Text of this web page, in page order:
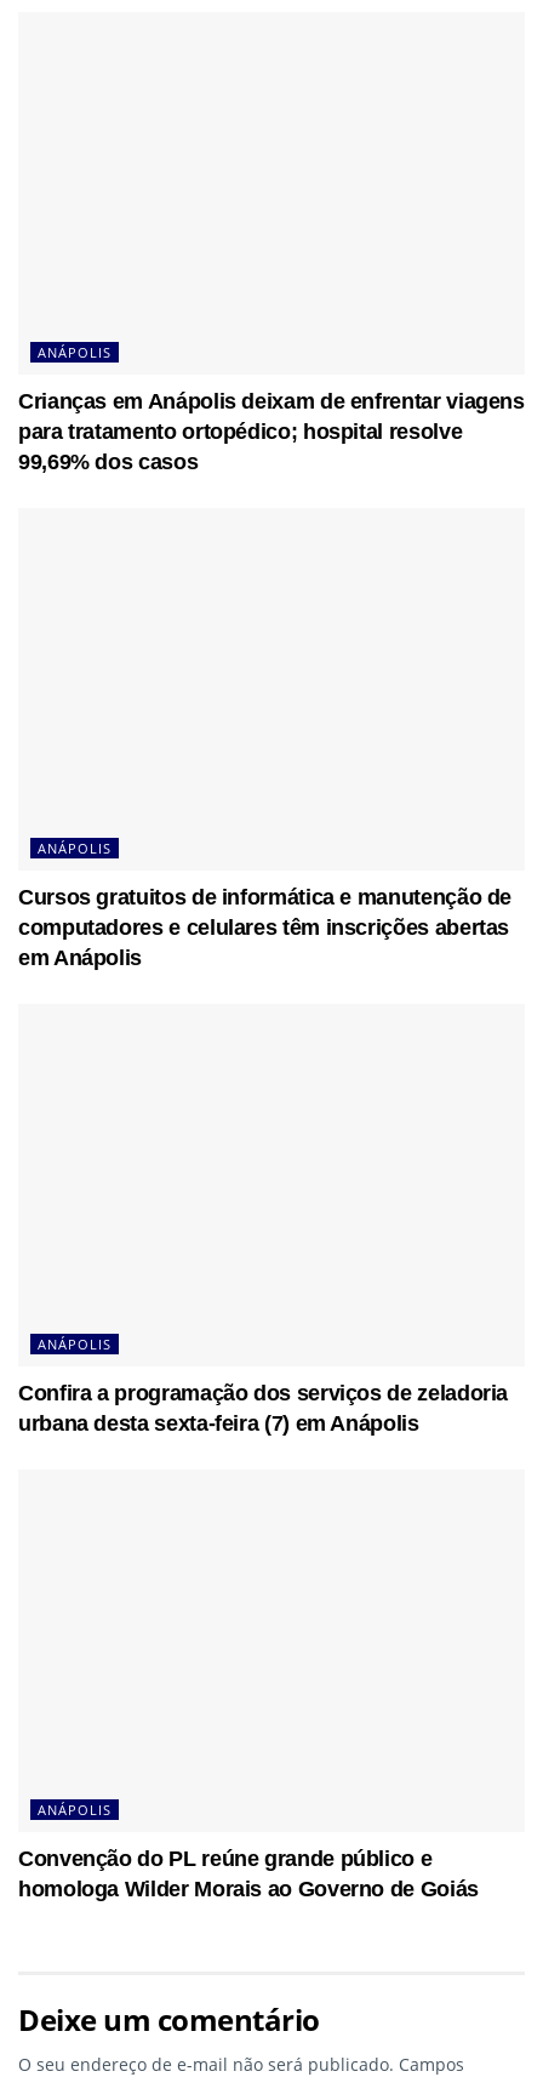
ANÁPOLIS
Crianças em Anápolis deixam de enfrentar viagens
para tratamento ortopédico; hospital resolve
99,69% dos casos
ANÁPOLIS
Cursos gratuitos de informática e manutenção de
computadores e celulares têm inscrições abertas
em Anápolis
ANÁPOLIS
Confira a programação dos serviços de zeladoria
urbana desta sexta-feira (7) em Anápolis
ANÁPOLIS
Convenção do PL reúne grande público e
homologa Wilder Morais ao Governo de Goiás
Deixe um comentário
O seu endereço de e-mail não será publicado. Campos